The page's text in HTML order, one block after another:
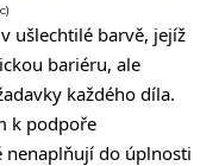
ušlechtilé barvě, jejíž
bariéru, ale
každého díla.
k podpoře
nenaplňují do úplnosti